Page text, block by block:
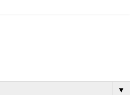
▼